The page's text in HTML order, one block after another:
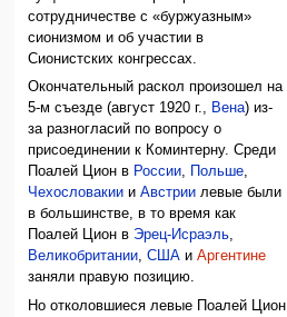
сотрудничестве с «буржуазным»
сионизмом и об участии в
Сионистских конгрессах.
Окончательный раскол произошел на
5-м съезде (август 1920 г., Вена) из-
за разногласий по вопросу о
присоединении к Коминтерну. Среди
Поалей Цион в России, Польше,
Чехословакии иАвстрии левые были
в большинстве, в то время как
Поалей Цион в Эрец-Исраэль,
Великобритании,США иАргентине
заняли правую позицию.
Но отколовшиеся левые Поалей Цион